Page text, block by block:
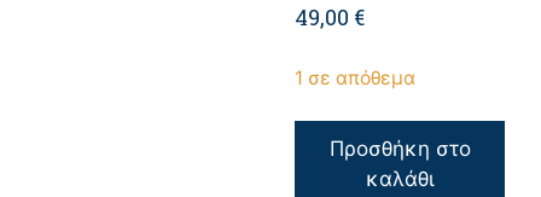
49,00 €
1 σε απόθεμα
Προσθήκη στο
καλάθι